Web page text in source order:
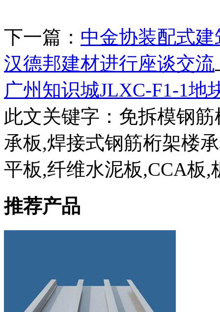
下一篇： 中金协装配式
汉德邦建材进行座谈交流
广州知识城JLXC-F1-1地
此文关键字： 免拆模钢
承板,焊接式钢筋桁架楼
平板,纤维水泥板,CCA板,
推荐产品